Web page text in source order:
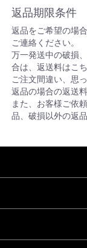
返品期限条件
返品をご希望の場
ご連絡ください。
万一発送中の破損
合は、返送料はこ
ご注文間違い、思
返品の場合の返送
また、お客様ご依
品、破損以外の返